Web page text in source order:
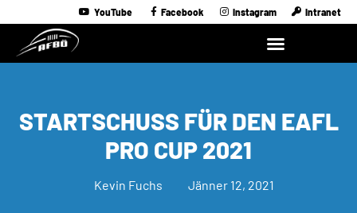
YouTube Facebook Instagram Intranet
STARTSCHUSS FÜR DEN EAFL
PRO CUP 2021
Kevin Fuchs Jänner 12, 2021